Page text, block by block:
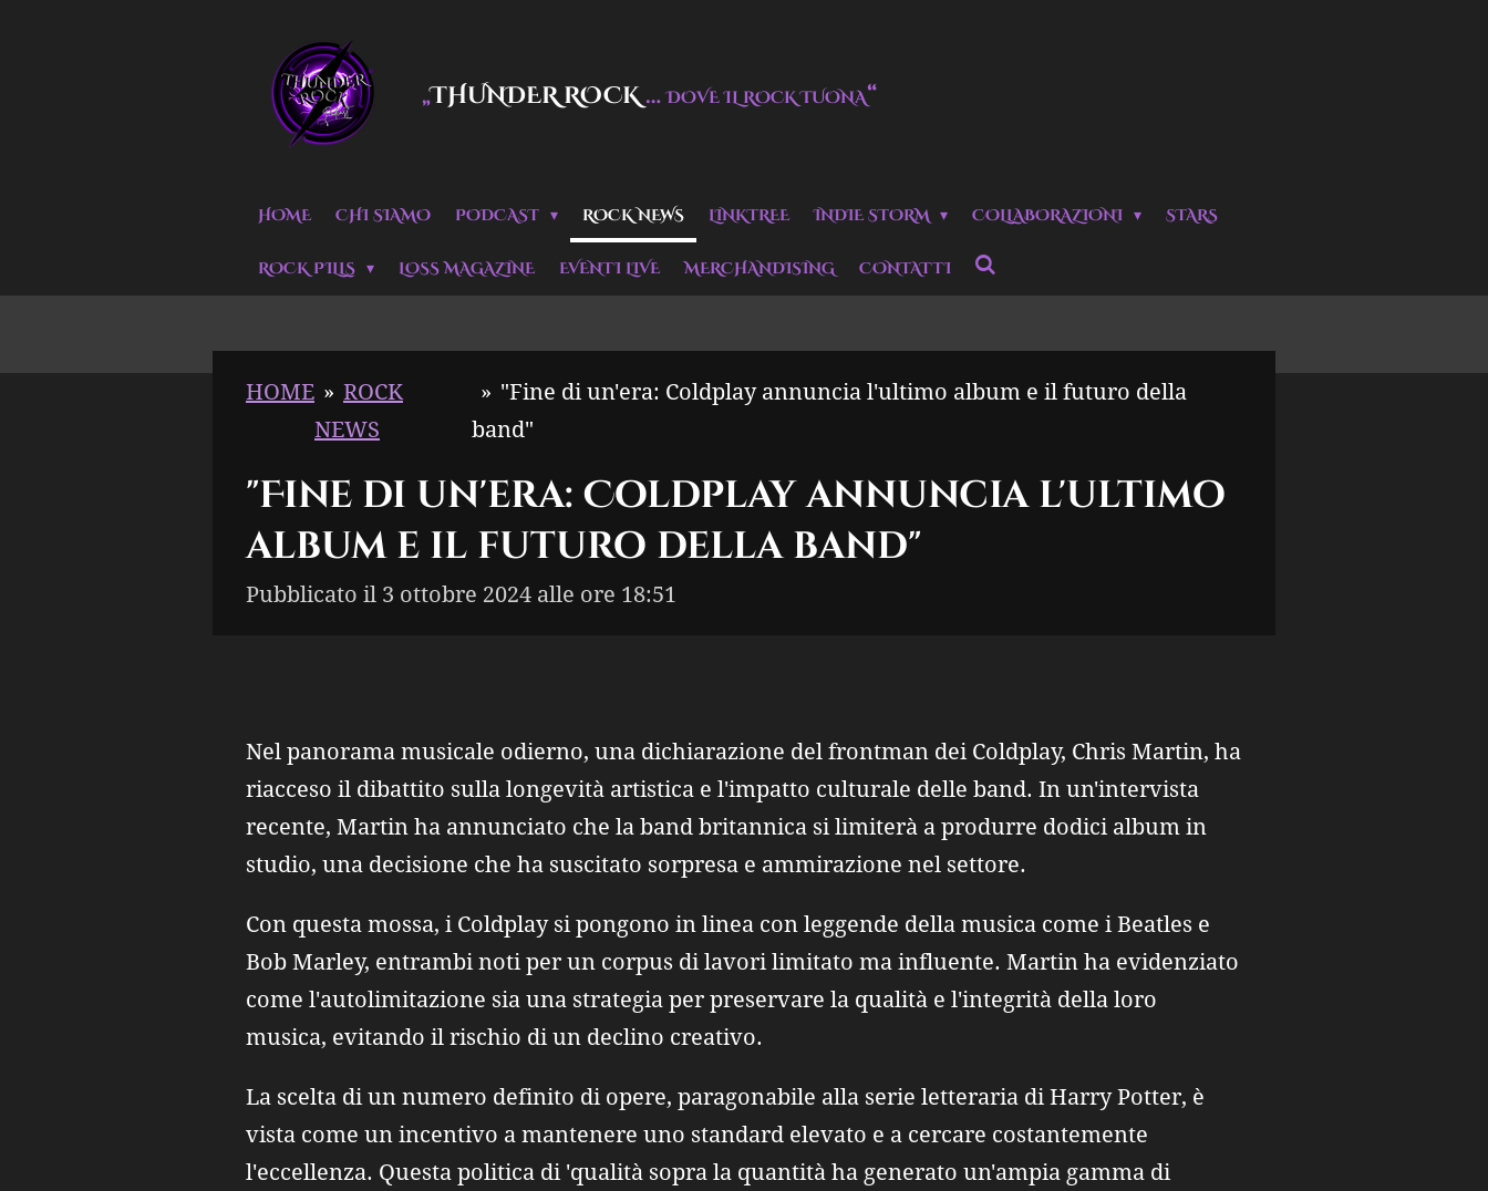
„THUNDER ROCK…DOVE IL ROCK TUONA“
HOME CHI SIAMO PODCAST ROCK NEWS LINKTREE INDIE STORM COLLABORAZIONI STARS
ROCK PILLS LOSS MAGAZINE EVENTI LIVE MERCHANDISING CONTATTI
HOME » ROCK
NEWS
» "Fine di un'era: Coldplay annuncia l'ultimo album e il futuro della
band"
"Fine di un'era: Coldplay annuncia l'ultimo
album e il futuro della band"
Pubblicato il 3 ottobre 2024 alle ore 18:51
Nel panorama musicale odierno, una dichiarazione del frontman dei Coldplay, Chris Martin, ha
riacceso il dibattito sulla longevità artistica e l'impatto culturale delle band. In un'intervista
recente, Martin ha annunciato che la band britannica si limiterà a produrre dodici album in
studio, una decisione che ha suscitato sorpresa e ammirazione nel settore.
Con questa mossa, i Coldplay si pongono in linea con leggende della musica come i Beatles e
Bob Marley, entrambi noti per un corpus di lavori limitato ma influente. Martin ha evidenziato
come l'autolimitazione sia una strategia per preservare la qualità e l'integrità della loro
musica, evitando il rischio di un declino creativo.
La scelta di un numero definito di opere, paragonabile alla serie letteraria di Harry Potter, è
vista come un incentivo a mantenere uno standard elevato e a cercare costantemente
l'eccellenza. Questa politica di 'qualità sopra la quantità ha generato un'ampia gamma di